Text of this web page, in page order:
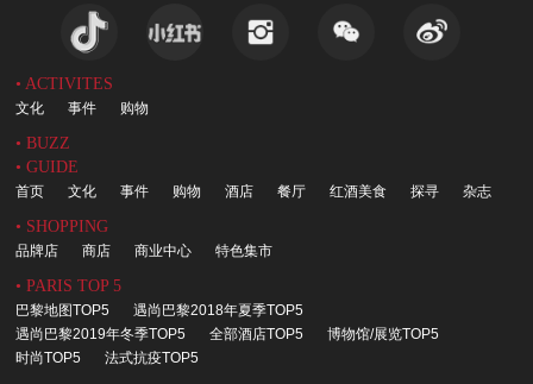
• ACTIVITES
文化 事件 购物
• BUZZ
• GUIDE
首页 文化 事件 购物 酒店 餐厅 红酒美食 探寻 杂志
• SHOPPING
品牌店 商店 商业中心 特色集市
• PARIS TOP 5
巴黎地图TOP5
遇尚巴黎2018年夏季TOP5
遇尚巴黎2019年冬季TOP5
全部酒店TOP5
博物馆/展览TOP5
时尚TOP5
法式抗疫TOP5